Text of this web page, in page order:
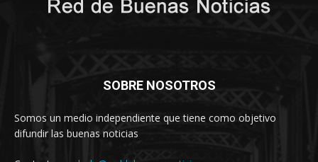
SOBRE NOSOTROS
Somos un medio independiente que tiene como objetivo
difundir las buenas noticias